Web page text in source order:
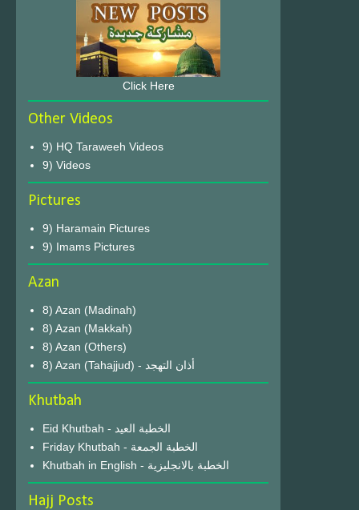
Click Here
Other Videos
9) HQ Taraweeh Videos
9) Videos
Pictures
9) Haramain Pictures
9) Imams Pictures
Azan
8) Azan (Madinah)
8) Azan (Makkah)
8) Azan (Others)
8) Azan (Tahajjud) - أذان التهجد
Khutbah
Eid Khutbah - الخطبة العيد
Friday Khutbah - الخطبة الجمعة
Khutbah in English - الخطبة بالانجليزية
Hajj Posts